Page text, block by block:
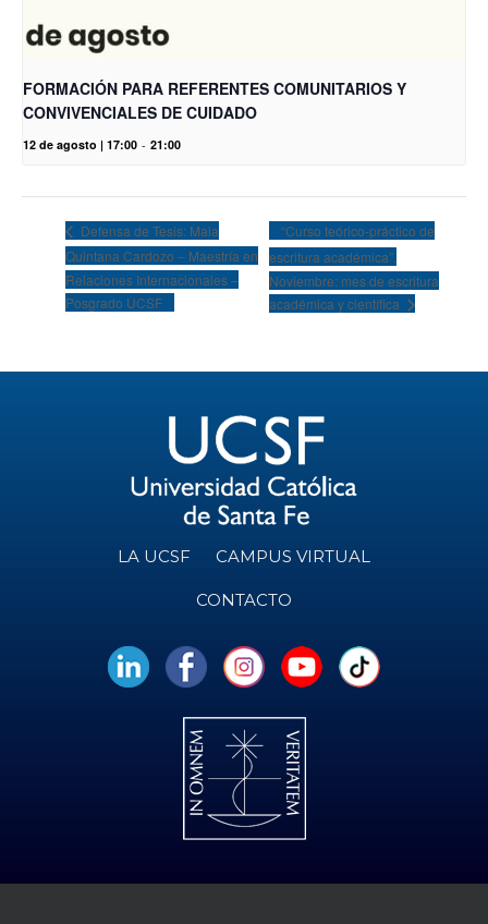
FORMACIÓN PARA REFERENTES COMUNITARIOS Y
CONVIVENCIALES DE CUIDADO
12 de agosto | 17:00 - 21:00
Defensa de Tesis: Maia
Quintana Cardozo – Maestría en
Relaciones Internacionales –
Posgrado UCSF
“Curso teórico-práctico de
escritura académica”.
Noviembre: mes de escritura
académica y científica
LA UCSF CAMPUS VIRTUAL
CONTACTO